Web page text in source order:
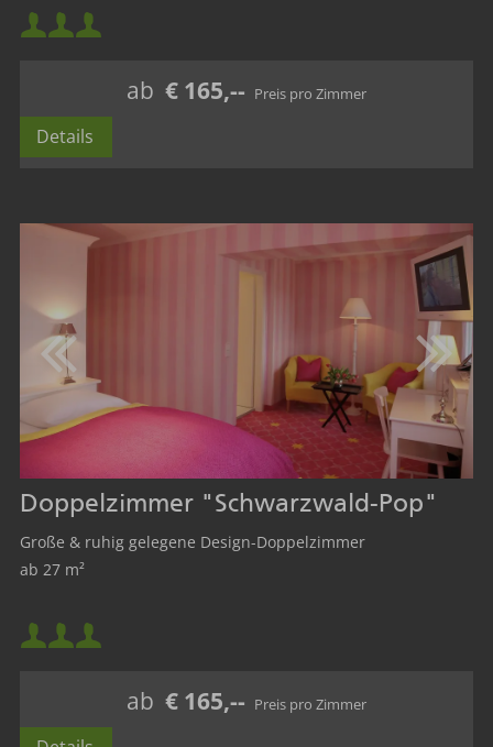
Mindestbelegung:
Maximalbelegung:
ab € 165,--
Details
Doppelzimmer "Schwarzwald-Pop"
Große & ruhig gelegene Design-Doppelzimmer
ab 27 m²
Mindestbelegung:
Maximalbelegung:
ab € 165,--